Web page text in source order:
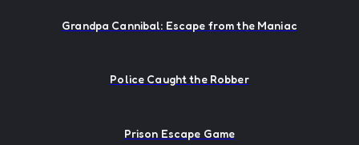
Grandpa Cannibal: Escape from the Maniac
Police Caught the Robber
Prison Escape Game